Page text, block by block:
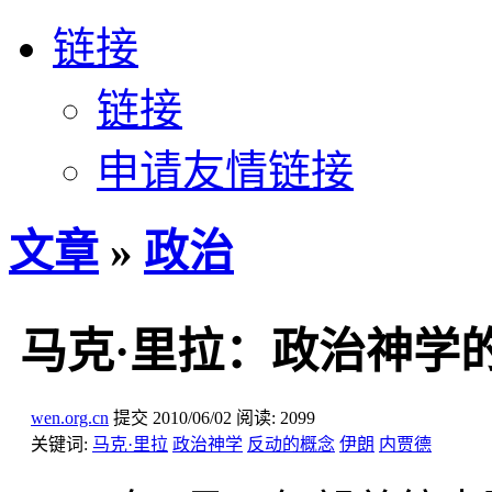
链接
链接
申请友情链接
文章 » 政治
马克·里拉：政治神学
wen.org.cn 提交 2010/06/02 阅读: 2099
关键词: 马克·里拉 政治神学 反动的概念 伊朗 内贾德